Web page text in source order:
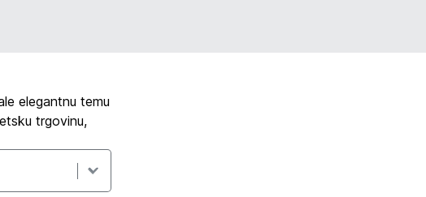
elegantnu temu
trgovinu,